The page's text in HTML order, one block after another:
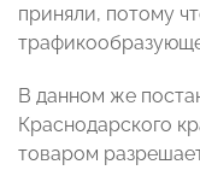
приняли, потому
В данном же
Краснодарского
товаром